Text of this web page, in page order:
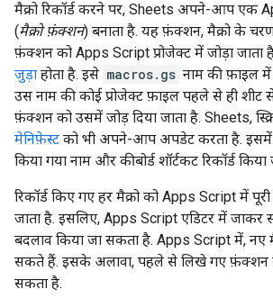
मैक्रो रिकॉर्ड करने पर, Sheets अपने-आप एक
(मैक्रो फ़ंक्शन) बनाता है. यह फ़ंक्शन, मैक्रो के
फ़ंक्शन को Apps Script प्रोजेक्ट में जोड़ा जाता
जुड़ा होता है. इसे macros.gs नाम की फ़ाइल में
उस नाम की कोई प्रोजेक्ट फ़ाइल पहले से ही शीट
फ़ंक्शन को उसमें जोड़ दिया जाता है. Sheets,
मेनिफ़ेस्ट को भी अपने-आप अपडेट करता है. इसमें
किया गया नाम और कीबोर्ड शॉर्टकट रिकॉर्ड किया
रिकॉर्ड किए गए हर मैक्रो को Apps Script में
जाता है. इसलिए, Apps Script एडिटर में जाकर
बदलाव किया जा सकता है. Apps Script में, नए
सकते हैं. इसके अलावा, पहले से लिखे गए फ़ंक्शन
सकता है.